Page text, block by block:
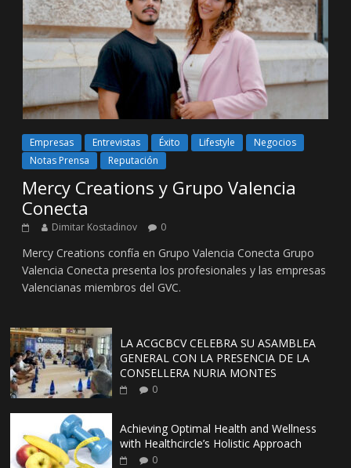
Empresas Entrevistas Éxito Lifestyle
Negocios
Notas Prensa
Reputación
Mercy Creations y Grupo Valencia
Conecta
Dimitar Kostadinov 0
Mercy Creations confía en Grupo Valencia Conecta Grupo
Valencia Conecta presenta los profesionales y las empresas
Valencianas miembros del GVC.
LA ACGCBCV CELEBRA SU ASAMBLEA
GENERAL CON LA PRESENCIA DE LA
CONSELLERA NURIA MONTES
0
Achieving Optimal Health and Wellness
with Healthcircle’s Holistic Approach
0